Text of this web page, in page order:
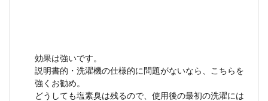
効果は強いです。
説明書的・洗濯機の仕様的に問題がないなら、こちらを
強くお勧め。
どうしても塩素臭は残るので、使用後の最初の洗濯には